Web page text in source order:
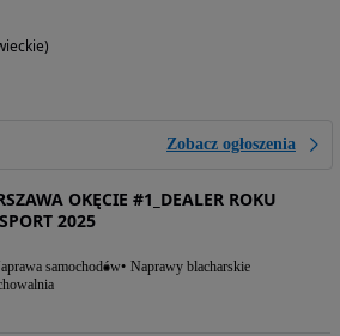
Zobacz ogłoszenia
OKĘCIE #1_DEALER ROKU
2025
samochodów Naprawy blacharskie